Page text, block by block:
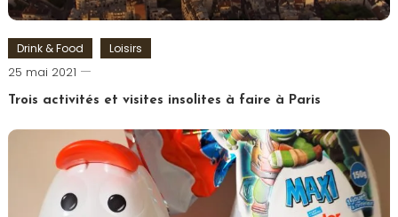
Drink & Food Loisirs
25 mai 2021
Romain-
Paris
Trois activités et visites insolites à faire à Paris
Tagged
Hélicoptère,